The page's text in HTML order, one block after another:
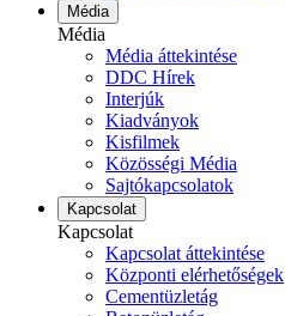
Média
Média
Média áttekintése
DDC Hírek
Interjúk
Kiadványok
Kisfilmek
Közösségi Média
Sajtókapcsolatok
Kapcsolat
Kapcsolat
Kapcsolat áttekintése
Központi elérhetőségek
Cementüzletág